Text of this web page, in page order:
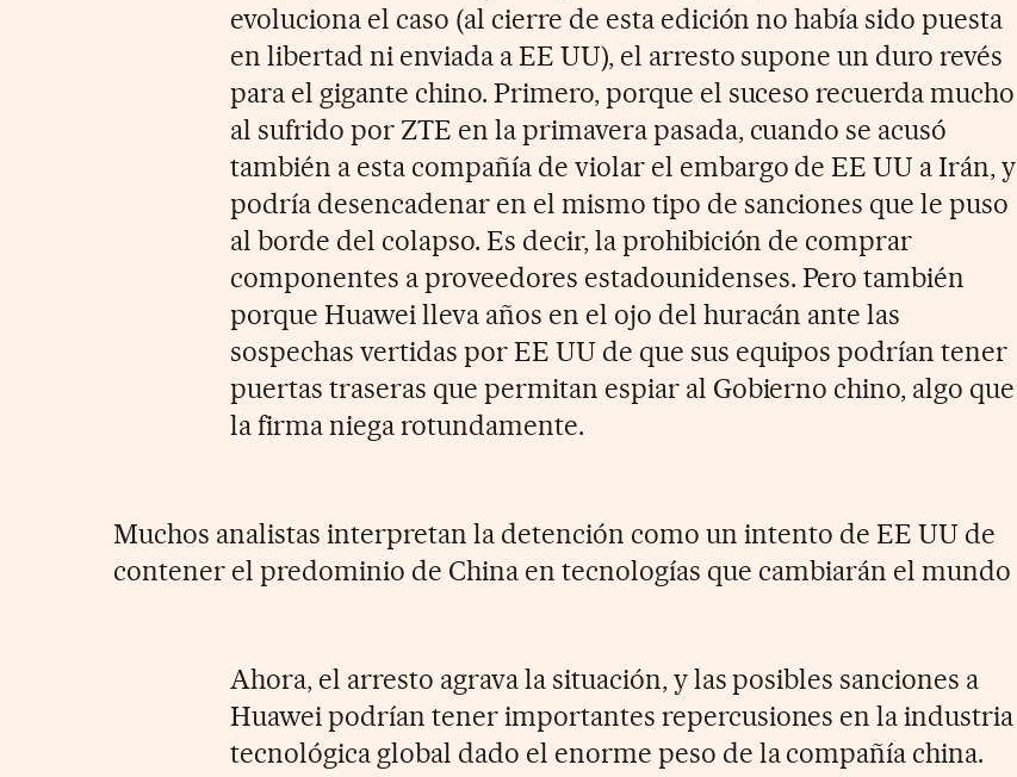
evoluciona el caso (al cierre de esta edición no había sido puesta
en libertad ni enviada a EE UU), el arresto supone un duro revés
para el gigante chino. Primero, porque el suceso recuerda mucho
al sufrido por ZTE en la primavera pasada, cuando se acusó
también a esta compañía de violar el embargo de EE UU a Irán, y
podría desencadenar en el mismo tipo de sanciones que le puso
al borde del colapso. Es decir, laprohibición de comprar
componentes a proveedores estadounidenses. Pero también
porque Huawei lleva años en el ojo del huracán ante las
sospechas vertidas por EE UU de que sus equipos podrían tener
puertas traseras que permitan espiar al Gobierno chino, algo que
la firma niega rotundamente.
Muchos analistas interpretan la detención como un intento de EE UU de
contener el predominio de China en tecnologías que cambiarán el mundo
Ahora, el arresto agrava la situación, y las posibles sanciones a
Huawei podrían tener importantes repercusiones en la industria
tecnológica global dado el enorme peso de la compañía china.